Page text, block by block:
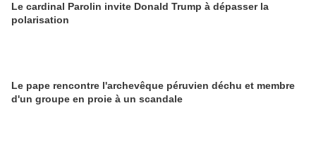
Le cardinal Parolin invite Donald Trump à dépasser la
polarisation
Le pape rencontre l'archevêque péruvien déchu et membre
d'un groupe en proie à un scandale